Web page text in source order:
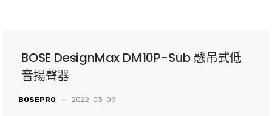
BOSE DesignMax DM10P-Sub 懸吊式低
音揚聲器
BOSEPRO — 2022-03-09